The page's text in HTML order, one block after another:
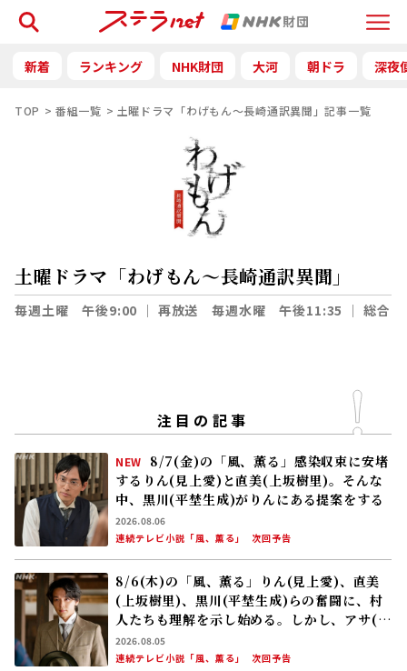
Menu
検索
新着 ランキング NHK財団 大河 朝ドラ 深夜
TOP 番組一覧 土曜ドラマ「わげもん～長崎通訳異聞」記事一覧
土曜ドラマ「わげもん～長崎通訳異聞」
毎週土曜 午後9:00 ｜ 再放送 毎週水曜 午後11:35 ｜ 総合
注目の記事
NEW
8/7(金)の「風、薫る」感染収束に安堵
するりん(見上愛)と直美(上坂樹里)。そんな
中、黒川(平埜生成)がりんにある提案をする
2026.08.06
連続テレビ小説「風、薫る」
次回予告
8/6(木)の「風、薫る」りん(見上愛)、直美
(上坂樹里)、黒川(平埜生成)らの奮闘に、村
人たちも理解を示し始める。しかし、アサ(美
山加恋)の容体はなかなか改善せず……
2026.08.05
連続テレビ小説「風、薫る」
次回予告